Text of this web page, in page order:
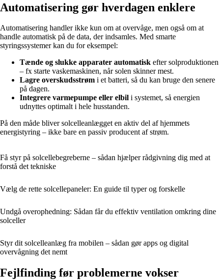
Automatisering gør hverdagen enklere
Automatisering handler ikke kun om at overvåge, men også om at
handle automatisk på de data, der indsamles. Med smarte
styringssystemer kan du for eksempel:
Tænde og slukke apparater automatisk efter solproduktionen
– fx starte vaskemaskinen, når solen skinner mest.
Lagre overskudsstrøm i et batteri, så du kan bruge den senere
på dagen.
Integrere varmepumpe eller elbil i systemet, så energien
udnyttes optimalt i hele husstanden.
På den måde bliver solcelleanlægget en aktiv del af hjemmets
energistyring – ikke bare en passiv producent af strøm.
Få styr på solcellebegreberne – sådan hjælper rådgivning dig med at
forstå det tekniske
Vælg de rette solcellepaneler: En guide til typer og forskelle
Undgå overophedning: Sådan får du effektiv ventilation omkring dine
solceller
Styr dit solcelleanlæg fra mobilen – sådan gør apps og digital
overvågning det nemt
Fejlfinding før problemerne vokser